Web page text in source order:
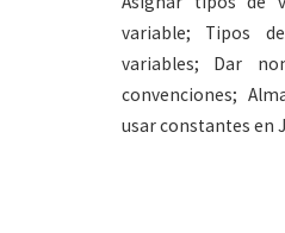
variable; Tipos
variables; Dar
convenciones;
usar constantes en